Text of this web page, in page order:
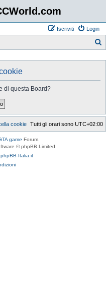
Login
Iscriviti
di questa Board?
Tutti gli orari sono UTC+02:00
cookie
game Forum.
© phpBB Limited
phpBB-Italia.it